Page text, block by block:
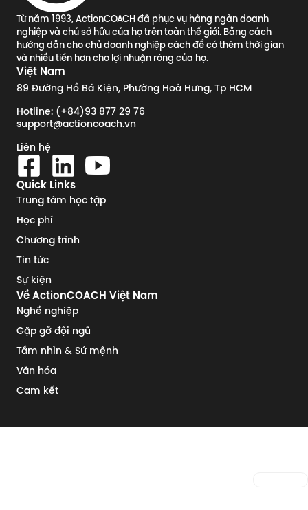
Từ năm 1993, ActionCOACH đã phục vụ hàng ngàn doanh
nghiệp và chủ sở hữu của họ trên toàn thế giới. Bằng cách
hướng dẫn cho chủ doanh nghiệp cách để có thêm thời gian
và nhiều tiền hơn cho lợi nhuận ròng của họ.
Việt Nam
89 Đường Hồ Bá Kiện, Phường Hoà Hưng, Tp HCM
Hotline: (+84)93 877 29 76
support@actioncoach.vn
Liên hệ
Quick Links
Trung tâm học tập
Học phí
Chương trình
Tin tức
Sự kiện
Về ActionCOACH Việt Nam
Nghề nghiệp
Gặp gỡ đội ngũ
Tầm nhìn & Sứ mệnh
Văn hóa
Cam kết